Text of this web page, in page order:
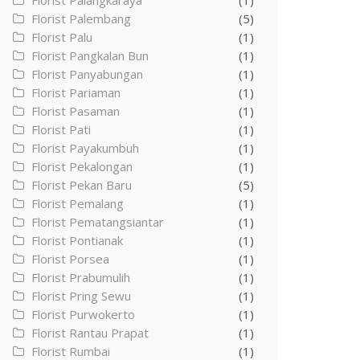
Florist Palembang
(5)
Florist Palu
(1)
Florist Pangkalan Bun
(1)
Florist Panyabungan
(1)
Florist Pariaman
(1)
Florist Pasaman
(1)
Florist Pati
(1)
Florist Payakumbuh
(1)
Florist Pekalongan
(1)
Florist Pekan Baru
(5)
Florist Pemalang
(1)
Florist Pematangsiantar
(1)
Florist Pontianak
(1)
Florist Porsea
(1)
Florist Prabumulih
(1)
Florist Pring Sewu
(1)
Florist Purwokerto
(1)
Florist Rantau Prapat
(1)
Florist Rumbai
(1)